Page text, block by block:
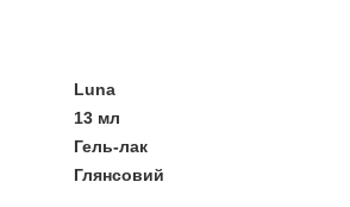
Luna
13 мл
Гель-лак
Глянсовий